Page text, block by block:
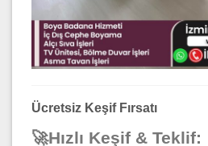
Ücretsiz Keşif Fırsatı
🚀Hızlı Keşif & Teklif: